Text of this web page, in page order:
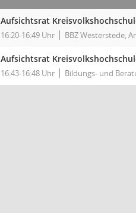
Aufsichtsrat
16:20-16:49 Uhr BBZ Westerstede,
Aufsichtsrat
16:43-16:48 Uhr Bildungs- und